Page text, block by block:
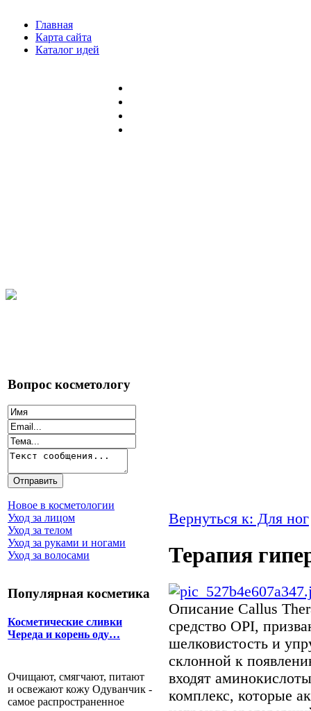
Главная
Карта сайта
Каталог идей
Вопрос косметологу
Новое в косметологии
Уход за лицом
Уход за телом
Уход за руками и ногами
Уход за волосами
Популярная косметика
Косметические сливки
Череда и корень оду…
Очищают, смягчают, питают
и освежают кожу Одуванчик -
самое распространенное
Вернуться к: Для ног
Терапия
Описание Callus
средство OPI,
шелковистость и
склонной к
входят
комплекс, которые